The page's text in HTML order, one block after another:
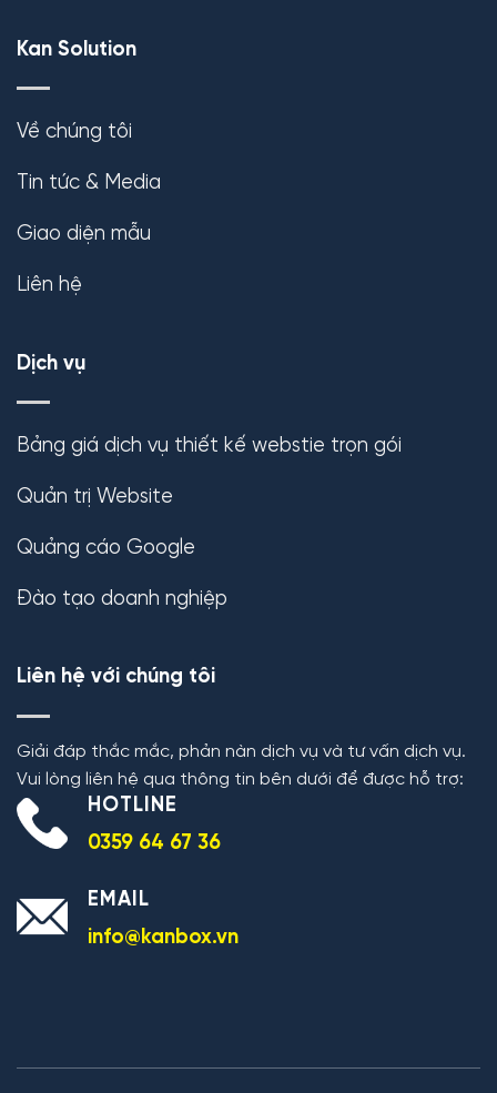
Kan Solution
Về chúng tôi
Tin tức & Media
Giao diện mẫu
Liên hệ
Dịch vụ
Bảng giá dịch vụ thiết kế webstie trọn gói
Quản trị Website
Quảng cáo Google
Đào tạo doanh nghiệp
Liên hệ với chúng tôi
Giải đáp thắc mắc, phản nàn dịch vụ và tư vấn dịch vụ.
Vui lòng liên hệ qua thông tin bên dưới để được hỗ trợ:
HOTLINE
0359 64 67 36
EMAIL
info@kanbox.vn